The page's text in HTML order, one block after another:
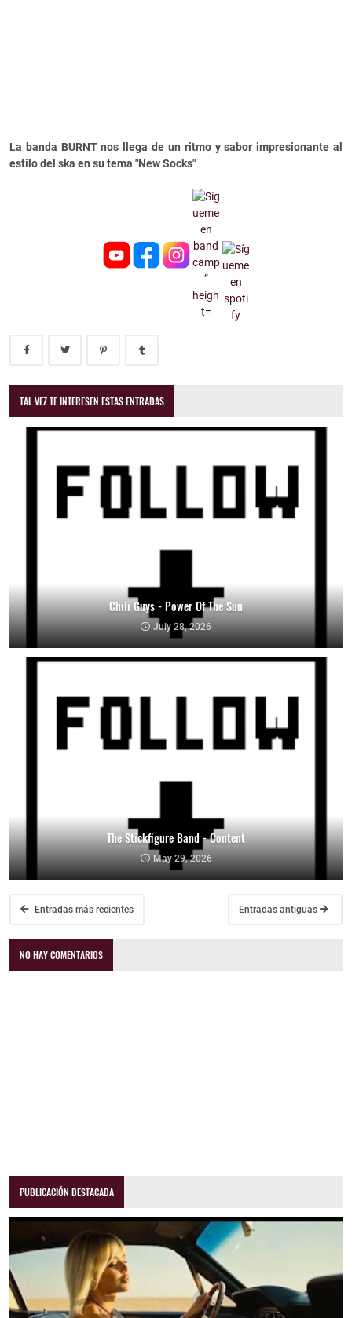
La banda BURNT nos llega de un ritmo y sabor impresionante al
estilo del ska en su tema "New Socks"
TAL VEZ TE INTERESEN ESTAS ENTRADAS
Chili Guys - Power Of The Sun
July 28, 2026
The Stickfigure Band - Content
May 29, 2026
Entradas más recientes Entradas antiguas
NO HAY COMENTARIOS
PUBLICACIÓN DESTACADA